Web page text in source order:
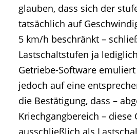
glauben, dass sich der
tatsächlich auf
5 km/h beschränkt –
Lastschaltstufen ja
Getriebe-Software
jedoch auf eine
die Bestätigung, dass –
Kriechgangbereich – diese